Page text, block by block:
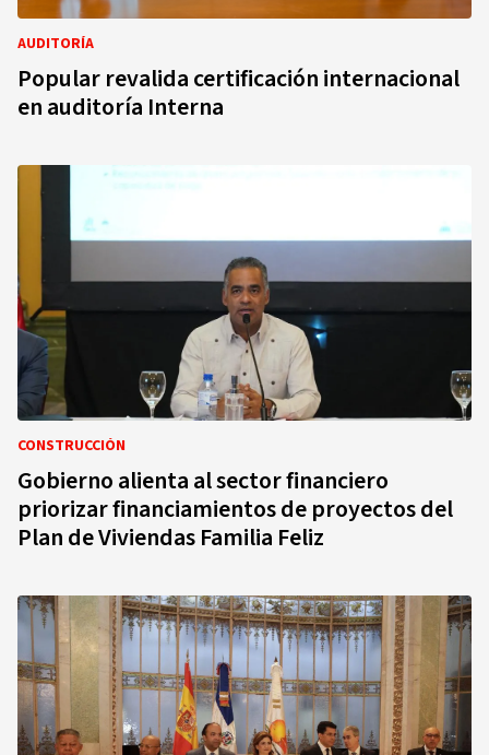
AUDITORÍA
Popular revalida certificación internacional
en auditoría Interna
CONSTRUCCIÓN
Gobierno alienta al sector financiero
priorizar financiamientos de proyectos del
Plan de Viviendas Familia Feliz